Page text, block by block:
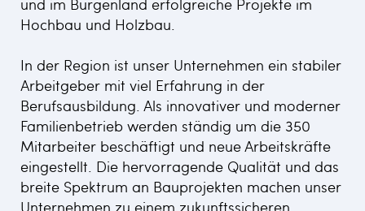
Hochbau und Holzbau.
In der Region ist unser Unternehmen ein stabiler
Arbeitgeber mit viel Erfahrung in der
Berufsausbildung. Als innovativer und moderner
Familienbetrieb werden ständig um die 350
Mitarbeiter beschäftigt und neue Arbeitskräfte
eingestellt. Die hervorragende Qualität und das
breite Spektrum an Bauprojekten machen unser
Unternehmen zu einem zukunftssicheren